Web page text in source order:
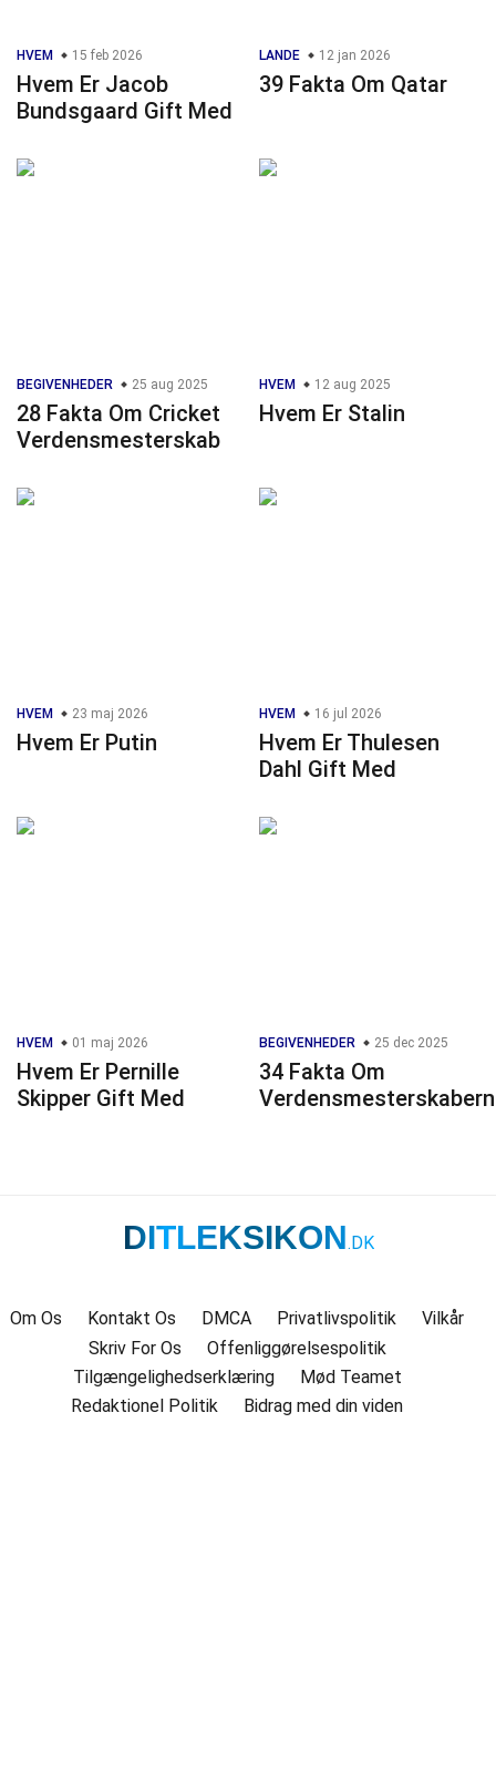
HVEM 15 feb 2026
Hvem Er Jacob
Bundsgaard Gift Med
LANDE 12 jan 2026
39 Fakta Om Qatar
BEGIVENHEDER 25 aug 2025
28 Fakta Om Cricket
Verdensmesterskab
HVEM 12 aug 2025
Hvem Er Stalin
HVEM 23 maj 2026
Hvem Er Putin
HVEM 16 jul 2026
Hvem Er Thulesen
Dahl Gift Med
HVEM 01 maj 2026
Hvem Er Pernille
Skipper Gift Med
BEGIVENHEDER 25 dec 2025
34 Fakta Om
DITLEKSIKON.DK
Om Os Kontakt Os DMCA Privatlivspolitik
Vilkår
Skriv For Os
Offenliggørelsespolitik
Tilgængelighedserklæring
Mød Teamet
Redaktionel Politik
Bidrag med din viden